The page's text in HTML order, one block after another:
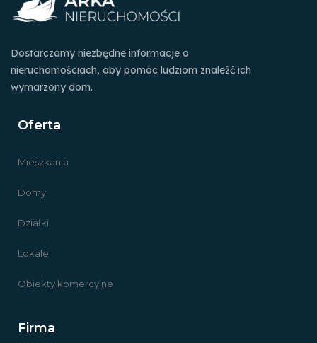
Dostarczamy niezbędne informacje o
nieruchomościach, aby pomóc ludziom znaleźć ich
wymarzony dom.
Oferta
Mieszkania
Domy
Działki
Lokale
Obiekty komercyjne
Firma